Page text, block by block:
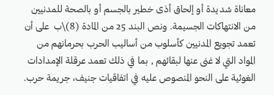
معاناة شديدة أو إلحاق أذى خطير بالجسم أو بالصحة للمدنيين
من الانتهاكات الجسيمة. ونص البند 25 من المادة (8)\ب على أن
تعمد تجويع المدنيين كأسلوب من أساليب الحرب بحرمانهم من
المواد التي لا غنى عنها لبقائهم , بما في ذلك تعمد عرقلة الإمدادات
الغوثية على النحو المنصوص عليه في اتفاقيات جنيف، جريمة حرب.